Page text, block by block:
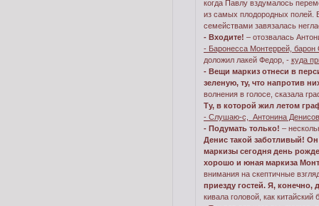
когда Павлу вздумалось
из самых плодородных полей.
семействами завязалась
- Входите! – отозвалась
- Баронесса Монтеррей,
доложил лакей Федор, - куда
- Вещи маркиз отнеси в
зеленую, ту, что напротив
волнения в голосе, сказала
Ту, в которой жил летом
- Слушаю-с, Антонина
- Подумать только! –
Денис такой заботливый!
маркизы сегодня день
хорошо и юная маркиза
внимания на скептичные
приезду гостей. Я, конечно,
кивала головой, как